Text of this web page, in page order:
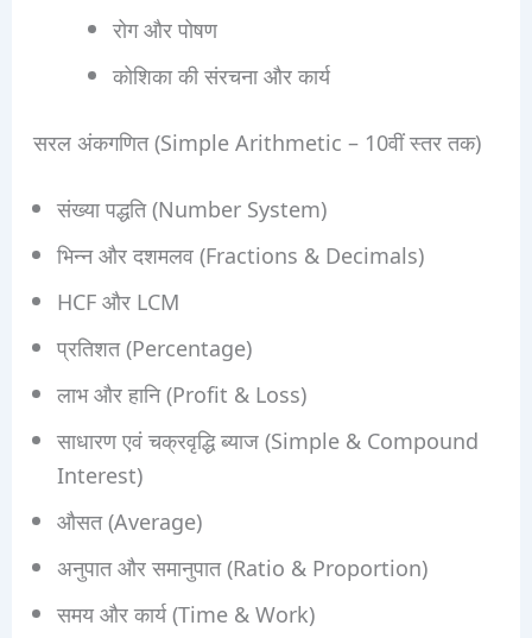
रोग और पोषण
कोशिका की संरचना और कार्य
सरल अंकगणित (Simple Arithmetic – 10वीं स्तर तक)
संख्या पद्धति (Number System)
भिन्न और दशमलव (Fractions & Decimals)
HCF और LCM
प्रतिशत (Percentage)
लाभ और हानि (Profit & Loss)
साधारण एवं चक्रवृद्धि ब्याज (Simple & Compound
Interest)
औसत (Average)
अनुपात और समानुपात (Ratio & Proportion)
समय और कार्य (Time & Work)